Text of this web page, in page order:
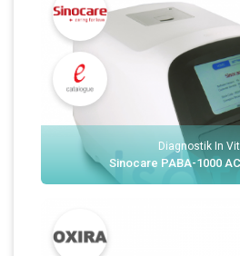
Diagnostik In
Sinocare PABA-1000